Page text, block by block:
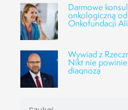
Darmowe
onkologiczną
Onkofundacji
Wywiad z
Nikt nie
diagnozą